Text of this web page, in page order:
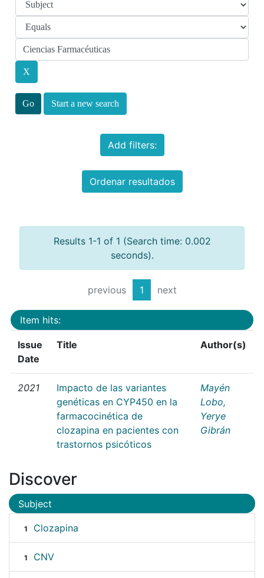
Start a new search
Add filters:
Ordenar resultados
Results 1-1 of 1 (Search time: 0.002
seconds).
previous 1 next
Item hits:
Issue
Date
Title Author(s)
2021
Impacto de las variantes
genéticas en CYP450 en la
farmacocinética de
clozapina en pacientes con
trastornos psicóticos
Mayén
Lobo,
Yerye
Gibrán
Discover
Subject
1 Clozapina
1 CNV